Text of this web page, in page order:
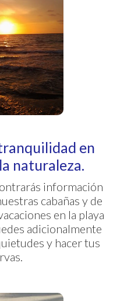
en
naturaleza.
información
cabañas y de
en la playa
adicionalmente
y hacer tus